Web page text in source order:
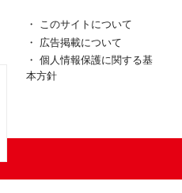
このサイトについて
広告掲載について
個人情報保護に関する基
本方針